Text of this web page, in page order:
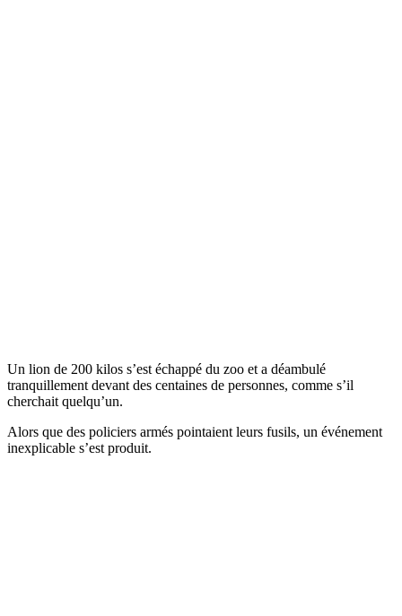
Un lion de 200 kilos s’est échappé du zoo et a déambulé
tranquillement devant des centaines de personnes, comme s’il
cherchait quelqu’un.
Alors que des policiers armés pointaient leurs fusils, un événement
inexplicable s’est produit.